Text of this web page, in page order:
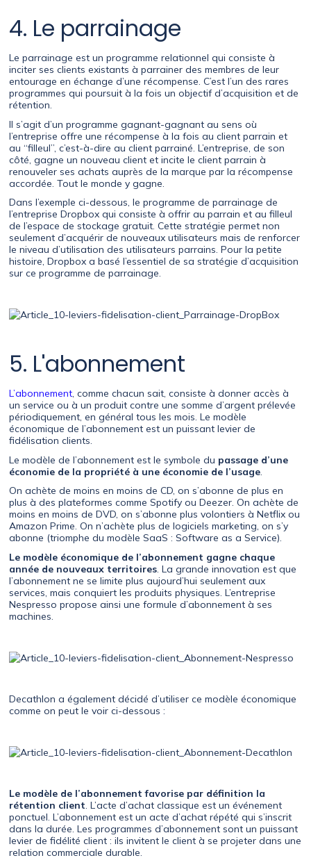
4. Le parrainage
Le parrainage est un programme relationnel qui consiste à
inciter ses clients existants à parrainer des membres de leur
entourage en échange d’une récompense. C’est l’un des rares
programmes qui poursuit à la fois un objectif d’acquisition et de
rétention.
Il s’agit d’un programme gagnant-gagnant au sens où
l’entreprise offre une récompense à la fois au client parrain et
au “filleul”, c’est-à-dire au client parrainé. L’entreprise, de son
côté, gagne un nouveau client et incite le client parrain à
renouveler ses achats auprès de la marque par la récompense
accordée. Tout le monde y gagne.
Dans l’exemple ci-dessous, le programme de parrainage de
l’entreprise Dropbox qui consiste à offrir au parrain et au filleul
de l’espace de stockage gratuit. Cette stratégie permet non
seulement d’acquérir de nouveaux utilisateurs mais de renforcer
le niveau d’utilisation des utilisateurs parrains. Pour la petite
histoire, Dropbox a basé l’essentiel de sa stratégie d’acquisition
sur ce programme de parrainage.
5. L'abonnement
L’abonnement, comme chacun sait, consiste à donner accès à
un service ou à un produit contre une somme d’argent prélevée
périodiquement, en général tous les mois. Le modèle
économique de l’abonnement est un puissant levier de
fidélisation clients.
Le modèle de l’abonnement est le symbole du passage d’une
économie de la propriété à une économie de l’usage.
On achète de moins en moins de CD, on s’abonne de plus en
plus à des plateformes comme Spotify ou Deezer. On achète de
moins en moins de DVD, on s’abonne plus volontiers à Netflix ou
Amazon Prime. On n’achète plus de logiciels marketing, on s’y
abonne (triomphe du modèle SaaS : Software as a Service).
Le modèle économique de l’abonnement gagne chaque
année de nouveaux territoires. La grande innovation est que
l’abonnement ne se limite plus aujourd’hui seulement aux
services, mais conquiert les produits physiques. L’entreprise
Nespresso propose ainsi une formule d’abonnement à ses
machines.
Decathlon a également décidé d’utiliser ce modèle économique
comme on peut le voir ci-dessous :
Le modèle de l’abonnement favorise par définition la
rétention client. L’acte d’achat classique est un événement
ponctuel. L’abonnement est un acte d’achat répété qui s’inscrit
dans la durée. Les programmes d’abonnement sont un puissant
levier de fidélité client : ils invitent le client à se projeter dans une
relation commerciale durable.